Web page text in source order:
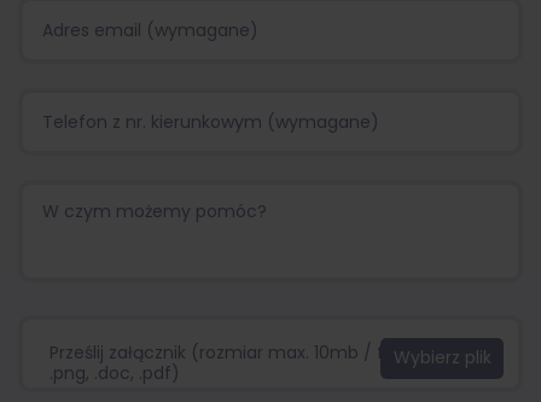
Prześlij załącznik (rozmiar max. 10mb / format:.jpg,
.png, .doc, .pdf)